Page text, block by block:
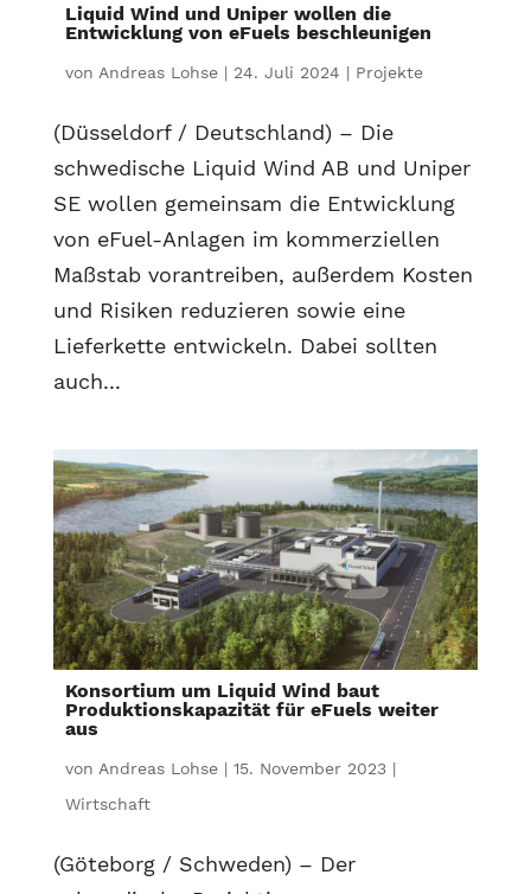
Liquid Wind und Uniper wollen die
Entwicklung von eFuels beschleunigen
von Andreas Lohse| 24. Juli 2024 | Projekte
(Düsseldorf / Deutschland) – Die
schwedische Liquid Wind AB und Uniper
SE wollen gemeinsam die Entwicklung
von eFuel-Anlagen im kommerziellen
Maßstab vorantreiben, außerdem Kosten
und Risiken reduzieren sowie eine
Lieferkette entwickeln. Dabei sollten
auch...
Konsortium um Liquid Wind baut
Produktionskapazität für eFuels weiter
aus
von Andreas Lohse| 15. November 2023|
Wirtschaft
(Göteborg / Schweden) – Der